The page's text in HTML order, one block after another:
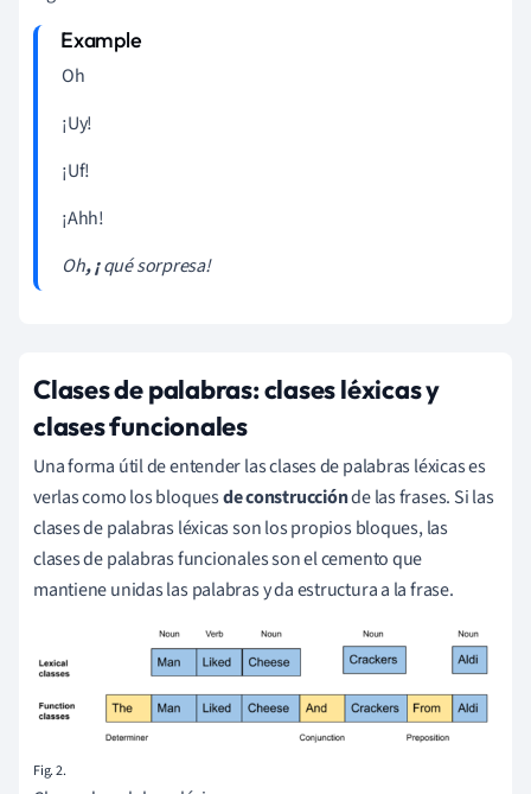
Oh
¡Uy!
¡Uf!
¡Ahh!
Oh, ¡qué sorpresa!
Clases de palabras: clases léxicas y
clases funcionales
Una forma útil de entender las clases de palabras léxicas es
verlas como los bloquesde construcciónde las frases. Si las
clases de palabras léxicas son los propios bloques, las
clases de palabras funcionales son el cemento que
mantiene unidas las palabras y da estructura a la frase.
Fig. 2.